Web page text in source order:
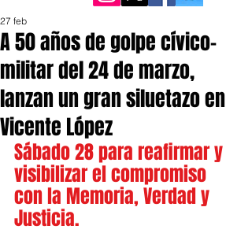
A 50 años de golpe cívico-
militar del 24 de marzo,
lanzan un gran siluetazo en
Vicente López
27 feb
Sábado 28 para reafirmar y
visibilizar el compromiso
con la Memoria, Verdad y
Justicia.